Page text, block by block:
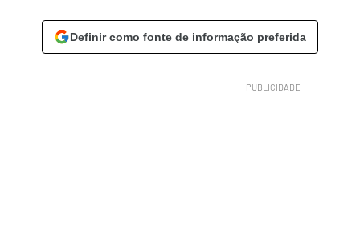
Definir como fonte de informação preferida